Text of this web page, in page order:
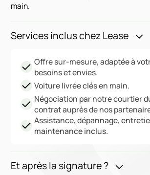
main.
Services inclus chez Lease
Offre sur-mesure, adaptée à
besoins et envies.
Voiture livrée clés en main.
Négociation par notre courtier
contrat auprès de nos
Assistance, dépannage,
maintenance inclus.
Et après la signature ?